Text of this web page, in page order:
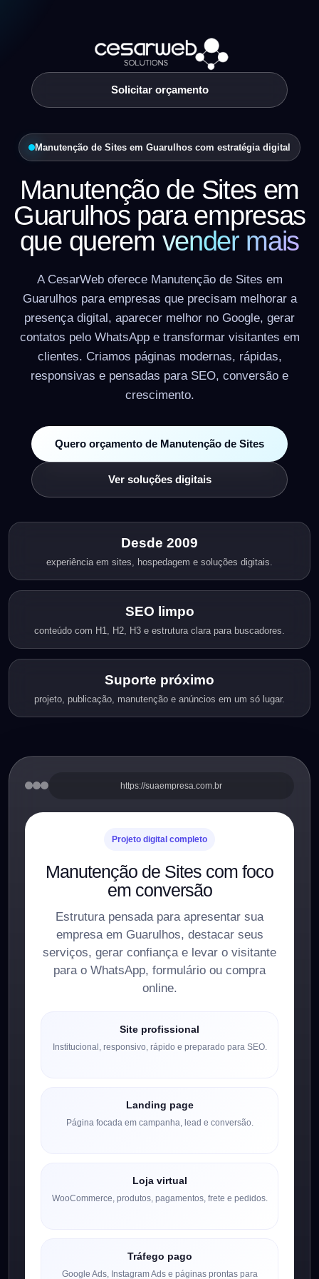
Solicitar orçamento
Manutenção de Sites em Guarulhos com estratégia digital
Manutenção de Sites em
Guarulhos para empresas
que querem vender mais
A CesarWeb oferece Manutenção de Sites em
Guarulhos para empresas que precisam melhorar a
presença digital, aparecer melhor no Google, gerar
contatos pelo WhatsApp e transformar visitantes em
clientes. Criamos páginas modernas, rápidas,
responsivas e pensadas para SEO, conversão e
crescimento.
Quero orçamento de Manutenção de Sites
Ver soluções digitais
Desde 2009
experiência em sites, hospedagem e soluções digitais.
SEO limpo
conteúdo com H1, H2, H3 e estrutura clara para buscadores.
Suporte próximo
projeto, publicação, manutenção e anúncios em um só lugar.
https://suaempresa.com.br
Projeto digital completo
Manutenção de Sites com foco
em conversão
Estrutura pensada para apresentar sua
empresa em Guarulhos, destacar seus
serviços, gerar confiança e levar o visitante
para o WhatsApp, formulário ou compra
online.
Site profissional
Institucional, responsivo, rápido e preparado para SEO.
Landing page
Página focada em campanha, lead e conversão.
Loja virtual
WooCommerce, produtos, pagamentos, frete e pedidos.
Tráfego pago
Google Ads, Instagram Ads e páginas prontas para